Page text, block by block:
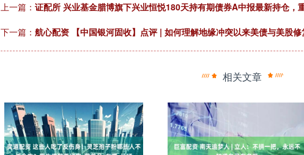
上一篇： 证配所 兴业基金腊博旗下兴业恒悦180天持有期债券A中报最新持仓，
下一篇： 航心配资 【中国银河固收】点评 | 如何理解地缘冲突以来美债与美股修
相关文章